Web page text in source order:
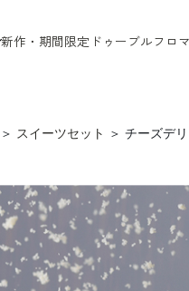
新作・期間限定 ドゥーブルフロ
＞ スイーツセット ＞ チーズデ